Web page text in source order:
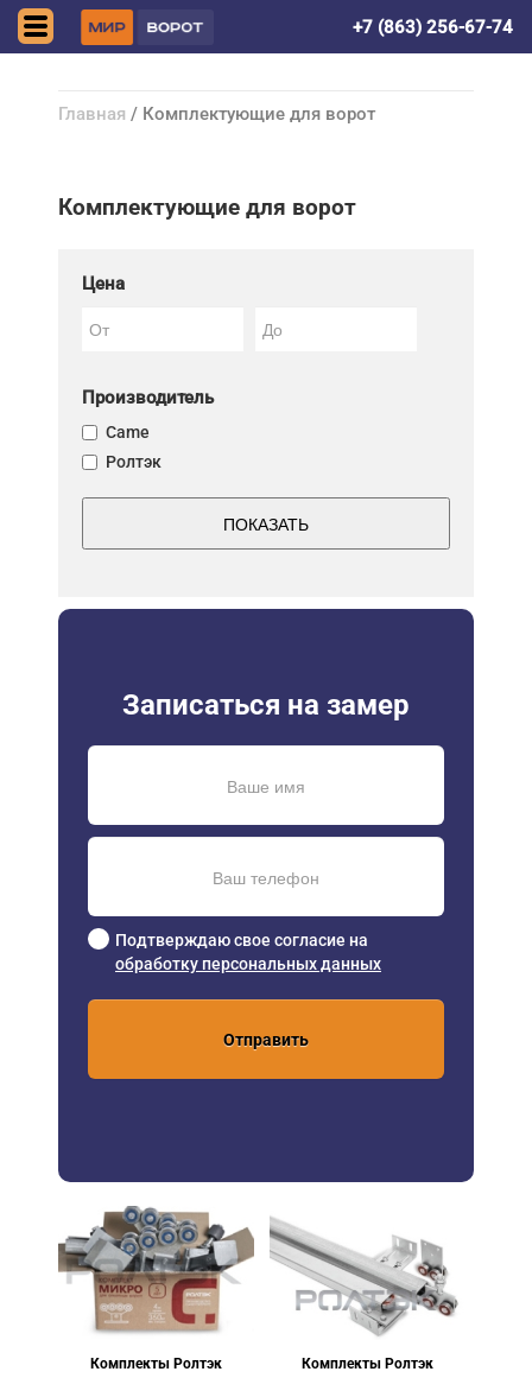
+7 (863) 256-67-74
Главная / Комплектующие для ворот
Комплектующие для ворот
Цена
Производитель
Came
Ролтэк
ПОКАЗАТЬ
Записаться на замер
Подтверждаю свое согласие на
обработку персональных данных
Отправить
Комплекты Ролтэк
Комплекты Ролтэк